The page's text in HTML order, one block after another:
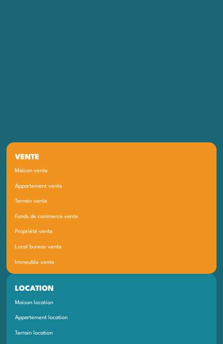
VENTE
Maison vente
Appartement vente
Terrain vente
Local bureau vente
Immeuble vente
Fonds de commerce vente
Propriété vente
LOCATION
Maison location
Appartement location
Terrain location